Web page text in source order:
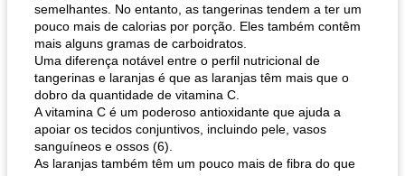
semelhantes. No entanto, as tangerinas tendem a ter um
pouco mais de calorias por porção. Eles também contêm
mais alguns gramas de carboidratos.
Uma diferença notável entre o perfil nutricional de
tangerinas e laranjas é que as laranjas têm mais que o
dobro da quantidade de vitamina C.
A vitamina C é um poderoso antioxidante que ajuda a
apoiar os tecidos conjuntivos, incluindo pele, vasos
sanguíneos e ossos (6).
As laranjas também têm um pouco mais de fibra do que